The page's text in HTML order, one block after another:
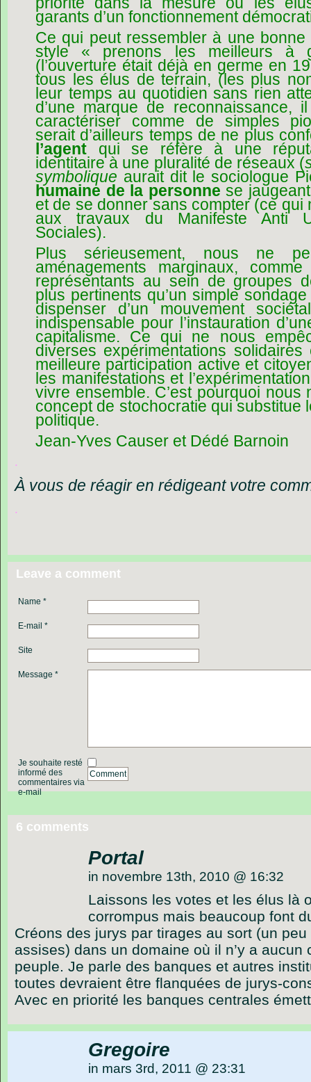
garants d’un fonctionnement
Ce qui peut ressembler à une
style « prenons les meilleurs à
(l’ouverture était déjà en germe en
tous les élus de terrain, (les plus
leur temps au quotidien sans rien
d’une marque de reconnaissance,
caractériser comme de simples
serait d’ailleurs temps de ne plus
l’agent qui se réfère à une
identitaire à une pluralité de réseaux (
symbolique aurait dit le sociologue
humaine de la personne se
et de se donner sans compter (ce qui
aux travaux du Manifeste Anti
Sociales).
Plus sérieusement, nous ne
aménagements marginaux,
représentants au sein de groupes
plus pertinents qu’un simple
dispenser d’un mouvement
indispensable pour l’instauration
capitalisme. Ce qui ne nous
diverses expérimentations
meilleure participation active et
les manifestations et
vivre ensemble. C’est pourquoi
concept de stochocratie qui substitue
politique.
Jean-Yves Causer et Dédé Barnoin
.
À vous de réagir en rédigeant votre
.
Leave a comment
Name *
E-mail *
Site
Message *
Je souhaite resté
informé des
commentaires via
e-mail
Comment
6 comments
Portal
in novembre 13th, 2010 @ 16:32
Laissons les votes et les élus là
corrompus mais beaucoup font
Créons des jurys par tirages au sort (un
assises) dans un domaine où il n’y a
peuple. Je parle des banques et autres
toutes devraient être flanquées de jurys-
Avec en priorité les banques centrales
Gregoire
in mars 3rd, 2011 @ 23:31